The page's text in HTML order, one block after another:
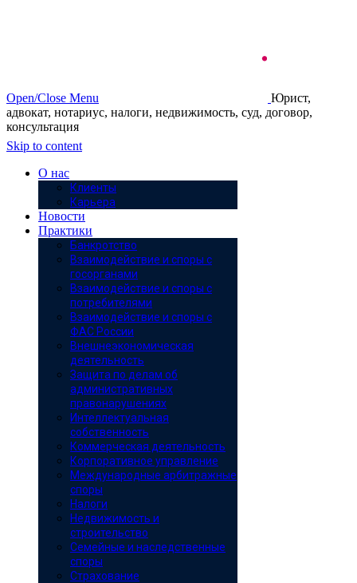
Open/Close Menu
Юрист,
адвокат, нотариус, налоги, недвижимость, суд, договор,
консультация
Skip to content
О нас
Клиенты
Карьера
Новости
Практики
Банкротство
Взаимодействие и споры с
госорганами
Взаимодействие и споры с
потребителями
Взаимодействие и споры с
ФАС России
Внешнеэкономическая
деятельность
Защита по делам об
административных
правонарушениях
Интеллектуальная
собственность
Коммерческая деятельность
Корпоративное управление
Международные арбитражные
споры
Налоги
Недвижимость и
строительство
Семейные и наследственные
споры
Страхование